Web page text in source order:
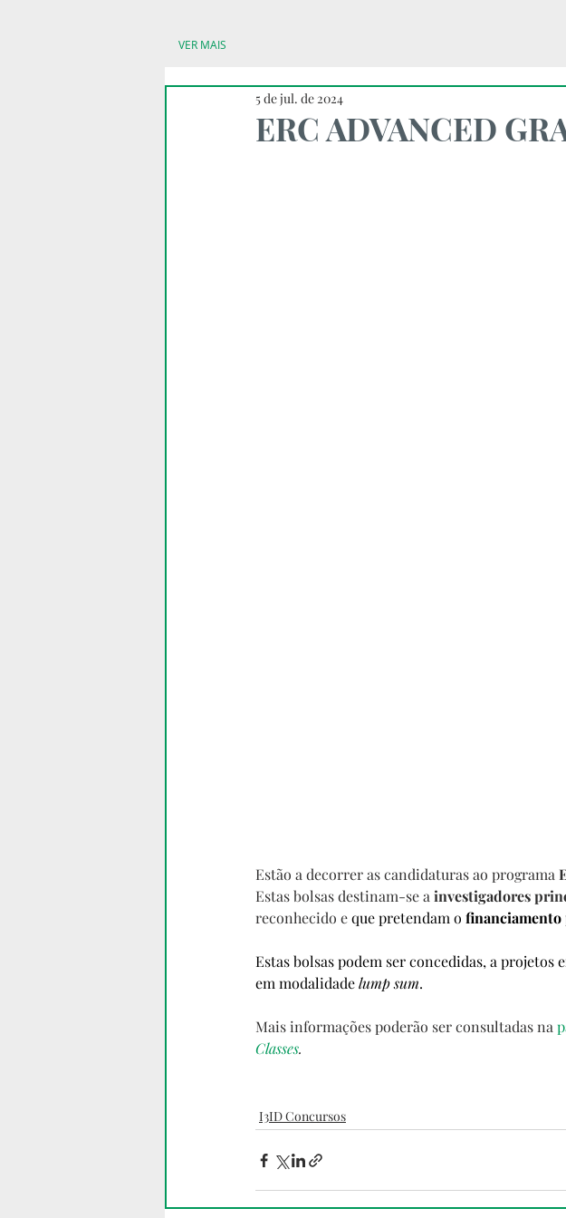
VER MAIS
ERC ADVANCED
5 de jul. de 2024
Estão a decorrer as candidaturas ao programa
Estas bolsas destinam-se ainvestigadores
reconhecido e que pretendam o financiamento
Estas bolsas podem ser concedidas, a projetos
em modalidade lump sum.
Mais informações poderão ser consultadas na
Classes.
I3ID Concursos